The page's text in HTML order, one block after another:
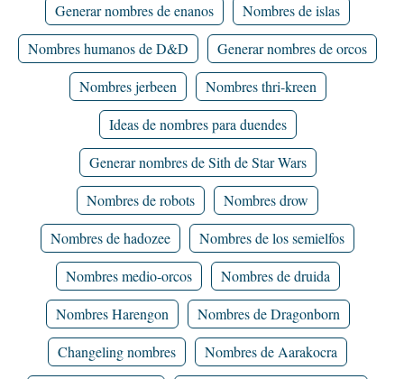
Generar nombres de enanos
Nombres de islas
Nombres humanos de D&D
Generar nombres de orcos
Nombres jerbeen
Nombres thri-kreen
Ideas de nombres para duendes
Generar nombres de Sith de Star Wars
Nombres de robots
Nombres drow
Nombres de hadozee
Nombres de los semielfos
Nombres medio-orcos
Nombres de druida
Nombres Harengon
Nombres de Dragonborn
Changeling nombres
Nombres de Aarakocra